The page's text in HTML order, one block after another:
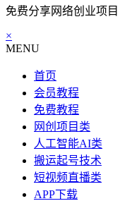
免费分享网络创业项目
×
MENU
首页
会员教程
免费教程
网创项目类
人工智能AI类
搬运起号技术
短视频直播类
APP下载